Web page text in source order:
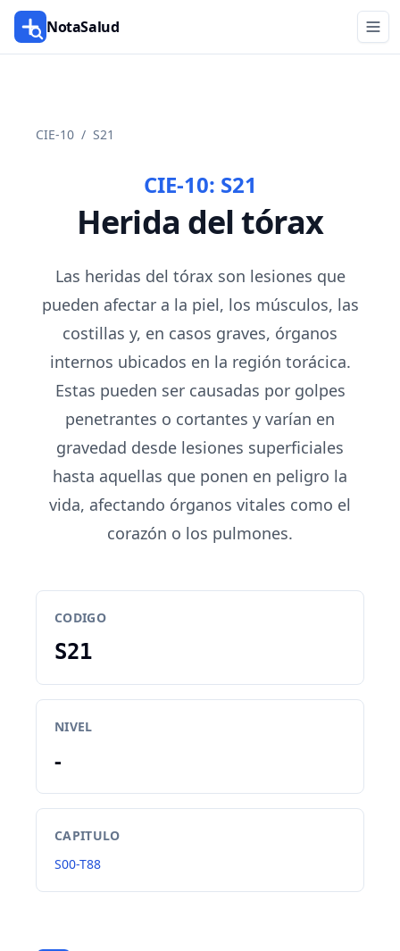
NotaSalud
CIE-10 / S21
CIE-10: S21
Herida del tórax
Las heridas del tórax son lesiones que
pueden afectar a la piel, los músculos, las
costillas y, en casos graves, órganos
internos ubicados en la región torácica.
Estas pueden ser causadas por golpes
penetrantes o cortantes y varían en
gravedad desde lesiones superficiales
hasta aquellas que ponen en peligro la
vida, afectando órganos vitales como el
corazón o los pulmones.
CODIGO
S21
NIVEL
-
CAPITULO
S00-T88